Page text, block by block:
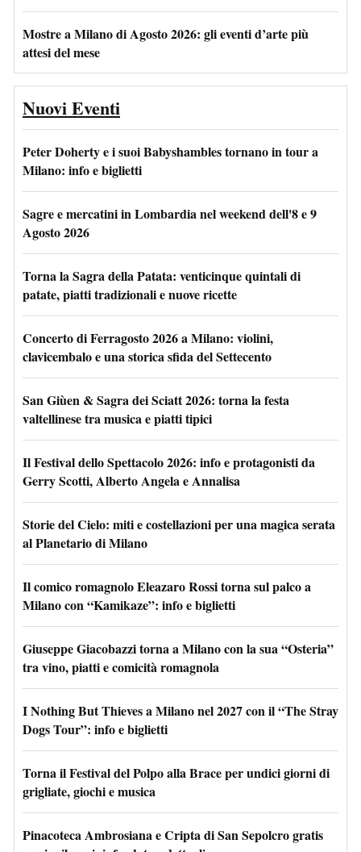
Mostre a Milano di Agosto 2026: gli eventi d’arte più
attesi del mese
Nuovi Eventi
Peter Doherty e i suoi Babyshambles tornano in tour a
Milano: info e biglietti
Sagre e mercatini in Lombardia nel weekend dell'8 e 9
Agosto 2026
Torna la Sagra della Patata: venticinque quintali di
patate, piatti tradizionali e nuove ricette
Concerto di Ferragosto 2026 a Milano: violini,
clavicembalo e una storica sfida del Settecento
San Giùen & Sagra dei Sciatt 2026: torna la festa
valtellinese tra musica e piatti tipici
Il Festival dello Spettacolo 2026: info e protagonisti da
Gerry Scotti, Alberto Angela e Annalisa
Storie del Cielo: miti e costellazioni per una magica serata
al Planetario di Milano
Il comico romagnolo Eleazaro Rossi torna sul palco a
Milano con “Kamikaze”: info e biglietti
Giuseppe Giacobazzi torna a Milano con la sua “Osteria”
tra vino, piatti e comicità romagnola
I Nothing But Thieves a Milano nel 2027 con il “The Stray
Dogs Tour”: info e biglietti
Torna il Festival del Polpo alla Brace per undici giorni di
grigliate, giochi e musica
Pinacoteca Ambrosiana e Cripta di San Sepolcro gratis